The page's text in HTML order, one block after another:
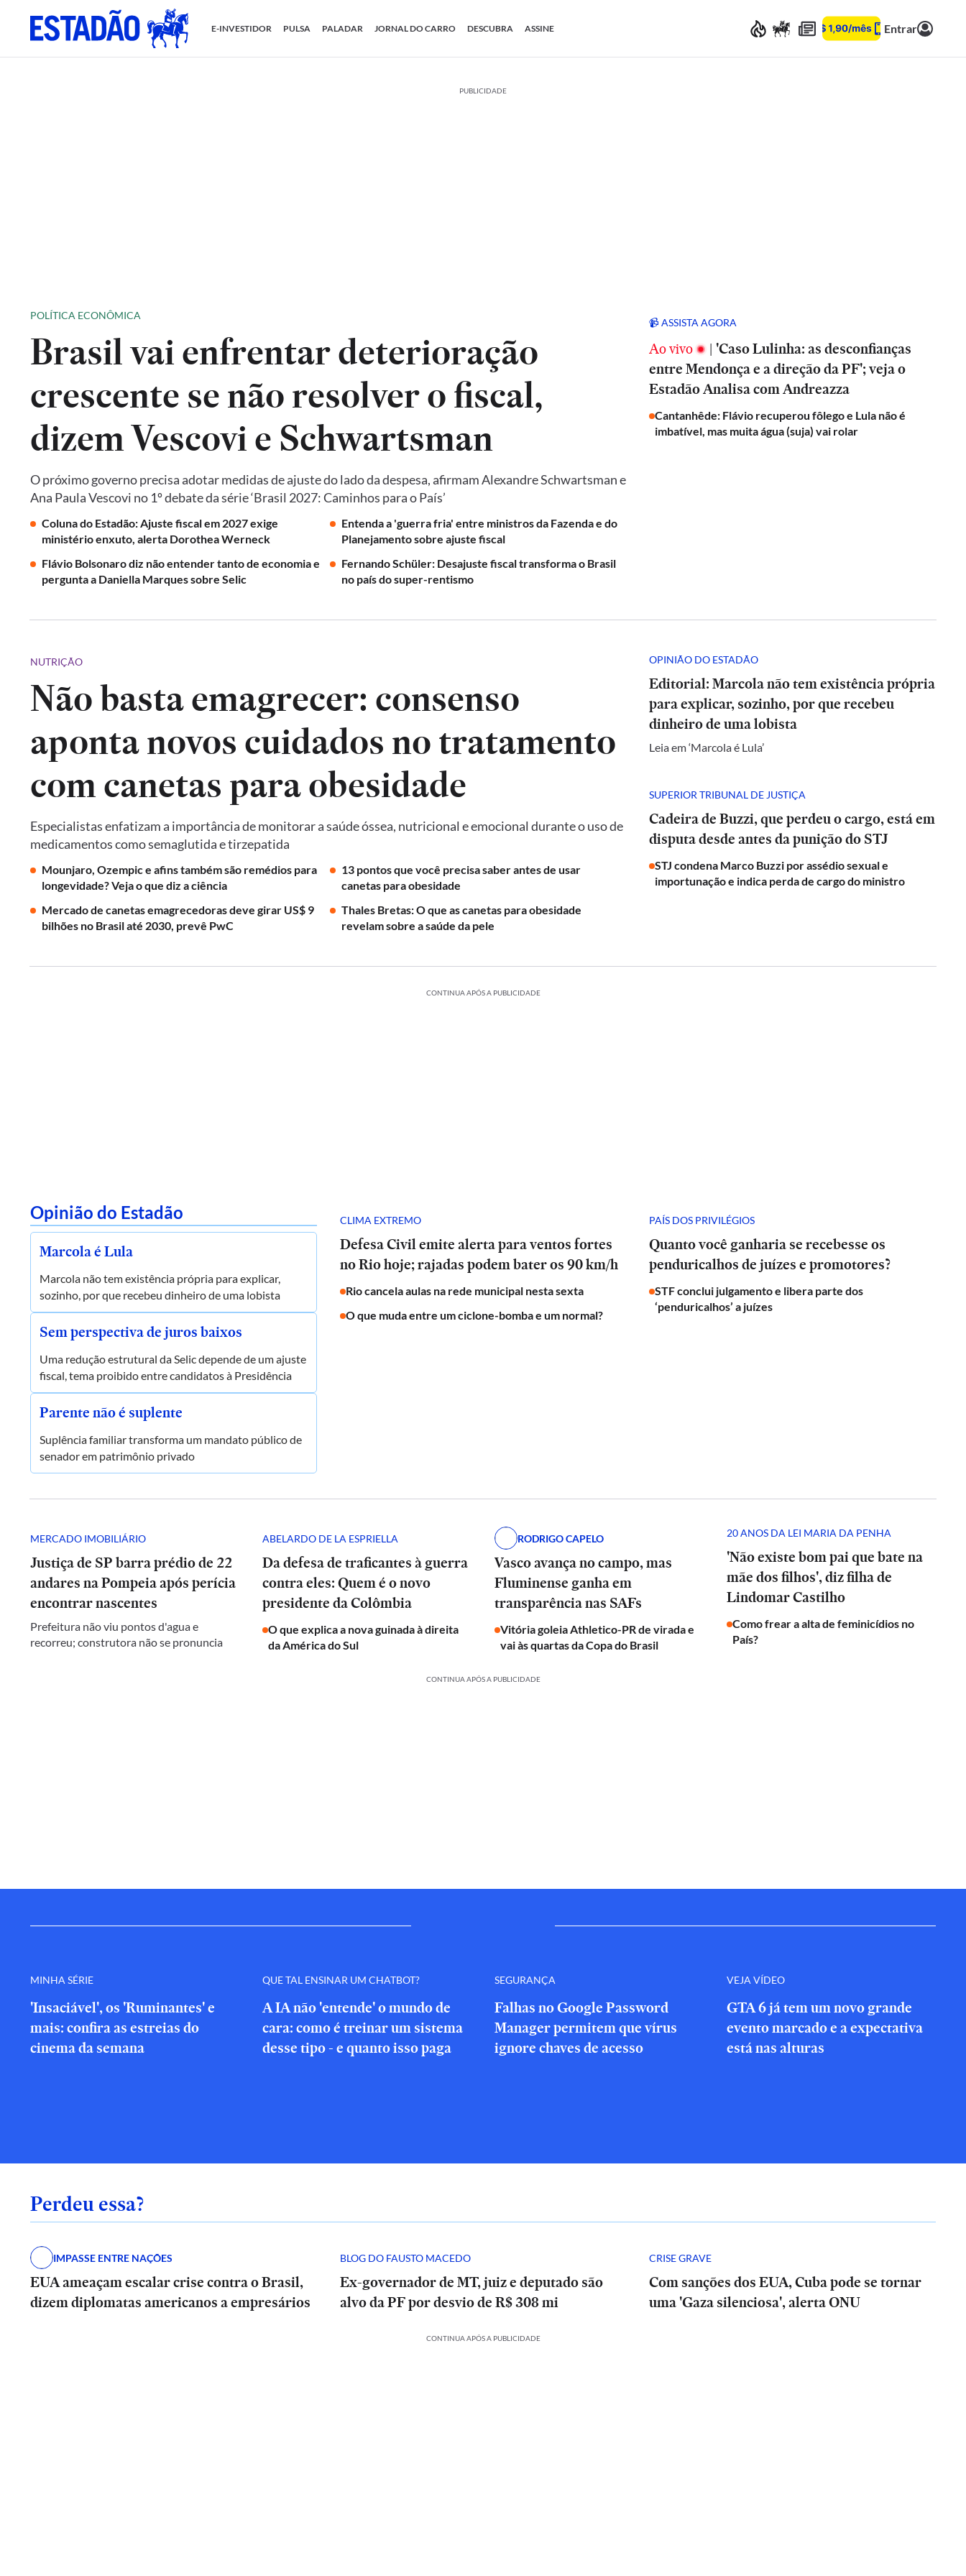
E-INVESTIDOR PULSA PALADAR JORNAL DO CARRO DESCUBRA ASSINE Entrar
PUBLICIDADE
POLÍTICA ECONÔMICA
Brasil vai enfrentar deterioração
crescente se não resolver o fiscal,
dizem Vescovi e Schwartsman
O próximo governo precisa adotar medidas de ajuste do lado da despesa, afirmam Alexandre Schwartsman e
Ana Paula Vescovi no 1º debate da série ‘Brasil 2027: Caminhos para o País’
Coluna do Estadão: Ajuste fiscal em 2027 exige
ministério enxuto, alerta Dorothea Werneck
Entenda a 'guerra fria' entre ministros da Fazenda e do
Planejamento sobre ajuste fiscal
Flávio Bolsonaro diz não entender tanto de economia e
pergunta a Daniella Marques sobre Selic
Fernando Schüler: Desajuste fiscal transforma o Brasil
no país do super-rentismo
📹 ASSISTA AGORA
Ao vivo | 'Caso Lulinha: as desconfianças
entre Mendonça e a direção da PF'; veja o
Estadão Analisa com Andreazza
Cantanhêde: Flávio recuperou fôlego e Lula não é
imbatível, mas muita água (suja) vai rolar
NUTRIÇÃO
Não basta emagrecer: consenso
aponta novos cuidados no tratamento
com canetas para obesidade
Especialistas enfatizam a importância de monitorar a saúde óssea, nutricional e emocional durante o uso de
medicamentos como semaglutida e tirzepatida
Mounjaro, Ozempic e afins também são remédios para
longevidade? Veja o que diz a ciência
13 pontos que você precisa saber antes de usar
canetas para obesidade
Mercado de canetas emagrecedoras deve girar US$ 9
bilhões no Brasil até 2030, prevê PwC
Thales Bretas: O que as canetas para obesidade
revelam sobre a saúde da pele
OPINIÃO DO ESTADÃO
Editorial: Marcola não tem existência própria
para explicar, sozinho, por que recebeu
dinheiro de uma lobista
Leia em ‘Marcola é Lula’
SUPERIOR TRIBUNAL DE JUSTIÇA
Cadeira de Buzzi, que perdeu o cargo, está em
disputa desde antes da punição do STJ
STJ condena Marco Buzzi por assédio sexual e
importunação e indica perda de cargo do ministro
CONTINUA APÓS A PUBLICIDADE
Opinião do Estadão
Marcola é Lula
Marcola não tem existência própria para explicar,
sozinho, por que recebeu dinheiro de uma lobista
Sem perspectiva de juros baixos
Uma redução estrutural da Selic depende de um ajuste
fiscal, tema proibido entre candidatos à Presidência
Parente não é suplente
Suplência familiar transforma um mandato público de
senador em patrimônio privado
CLIMA EXTREMO
Defesa Civil emite alerta para ventos fortes
no Rio hoje; rajadas podem bater os 90 km/h
Rio cancela aulas na rede municipal nesta sexta
O que muda entre um ciclone-bomba e um normal?
PAÍS DOS PRIVILÉGIOS
Quanto você ganharia se recebesse os
penduricalhos de juízes e promotores?
STF conclui julgamento e libera parte dos
‘penduricalhos’ a juízes
MERCADO IMOBILIÁRIO
Justiça de SP barra prédio de 22
andares na Pompeia após perícia
encontrar nascentes
Prefeitura não viu pontos d'agua e
recorreu; construtora não se pronuncia
ABELARDO DE LA ESPRIELLA
Da defesa de traficantes à guerra
contra eles: Quem é o novo
presidente da Colômbia
O que explica a nova guinada à direita
da América do Sul
RODRIGO CAPELO
Vasco avança no campo, mas
Fluminense ganha em
transparência nas SAFs
Vitória goleia Athletico-PR de virada e
vai às quartas da Copa do Brasil
20 ANOS DA LEI MARIA DA PENHA
'Não existe bom pai que bate na
mãe dos filhos', diz filha de
Lindomar Castilho
Como frear a alta de feminicídios no
País?
CONTINUA APÓS A PUBLICIDADE
MINHA SÉRIE
'Insaciável', os 'Ruminantes' e
mais: confira as estreias do
cinema da semana
QUE TAL ENSINAR UM CHATBOT?
A IA não 'entende' o mundo de
cara: como é treinar um sistema
desse tipo - e quanto isso paga
SEGURANÇA
Falhas no Google Password
Manager permitem que vírus
ignore chaves de acesso
VEJA VÍDEO
GTA 6 já tem um novo grande
evento marcado e a expectativa
está nas alturas
Perdeu essa?
IMPASSE ENTRE NAÇÕES
EUA ameaçam escalar crise contra o Brasil,
dizem diplomatas americanos a empresários
BLOG DO FAUSTO MACEDO
Ex-governador de MT, juiz e deputado são
alvo da PF por desvio de R$ 308 mi
CRISE GRAVE
Com sanções dos EUA, Cuba pode se tornar
uma 'Gaza silenciosa', alerta ONU
CONTINUA APÓS A PUBLICIDADE